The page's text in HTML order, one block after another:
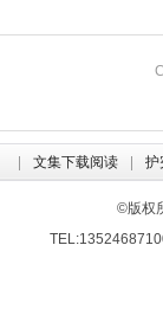
文集下载阅读 护
©版权